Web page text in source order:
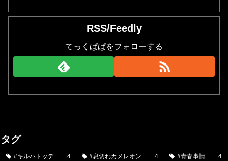
RSS/Feedly
てっくぱぱをフォローする
タグ
#キルハトッテ 4 #息切れカメレオン 4 #青春事情 4